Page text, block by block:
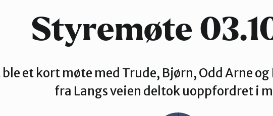
Valdres
Styremøte
ble et kort møte med Trude, Bjørn, Odd Arne og
fra Langs veien deltok uoppfordret i